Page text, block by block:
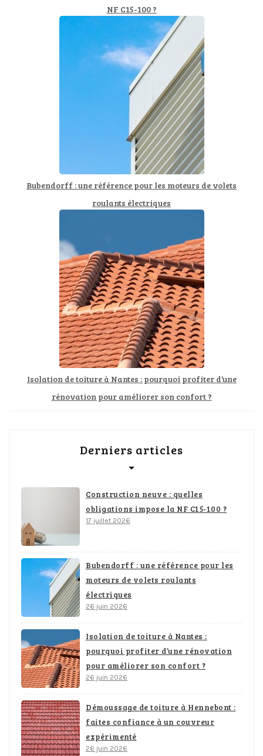
NF C15-100 ?
Bubendorff : une référence pour les moteurs de volets
roulants électriques
Isolation de toiture à Nantes : pourquoi profiter d’une
rénovation pour améliorer son confort ?
Derniers articles
Construction neuve : quelles
obligations impose la NF C15-100 ?
17 juillet 2026
Bubendorff : une référence pour les
moteurs de volets roulants
électriques
26 juin 2026
Isolation de toiture à Nantes :
pourquoi profiter d’une rénovation
pour améliorer son confort ?
26 juin 2026
Démoussage de toiture à Hennebont :
faites confiance à un couvreur
expérimenté
26 juin 2026